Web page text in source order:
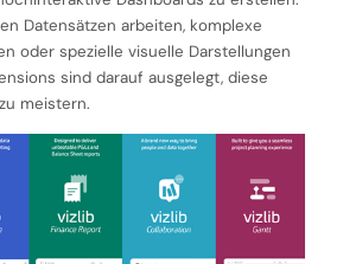
Datensätzen arbeiten, komplexe
oder spezielle visuelle Darstellungen
sind darauf ausgelegt, diese
meistern.